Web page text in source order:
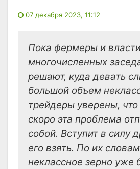
07 декабря 2023, 11:12
Пока фермеры и
многочисленных
решают, куда девать
большой объем
трейдеры уверены,
скоро эта проблема
собой. Вступит в силу
его взять. По их
неклассное зерно уже